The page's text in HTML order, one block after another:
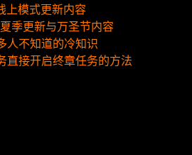
上模式更新内容
季更新与万圣节内容
人不知道的冷知识
直接开启终章任务的方法